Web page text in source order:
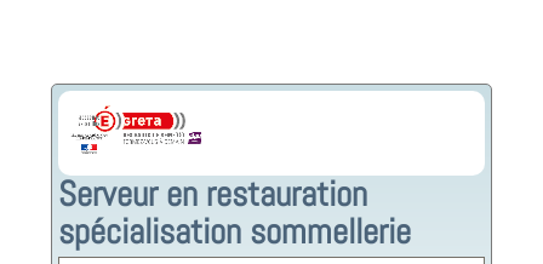
Serveur en restauration
spécialisation sommellerie